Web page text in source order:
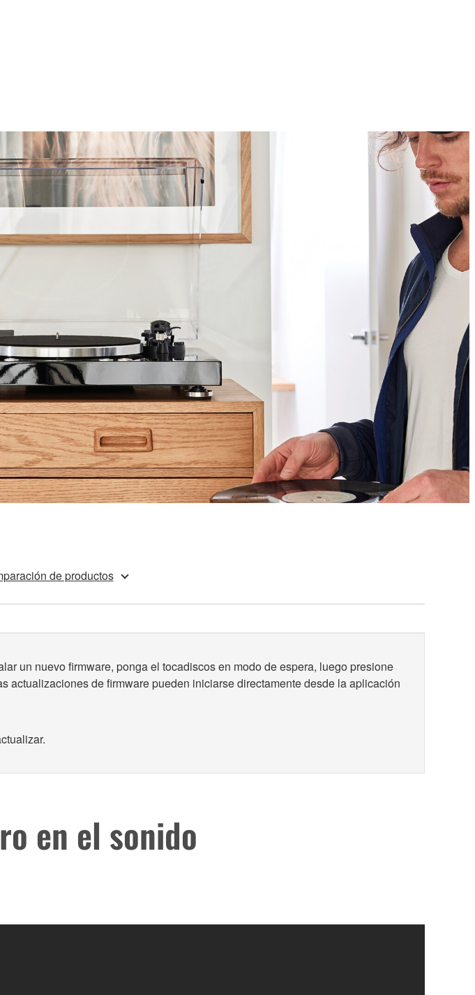
de productos
un nuevo firmware, ponga el tocadiscos en modo de espera, luego presione
actualizaciones de firmware pueden iniciarse directamente desde la aplicación
en el sonido